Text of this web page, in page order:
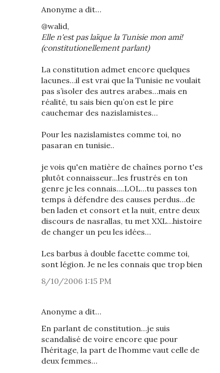
Anonyme a dit…
@walid,
Elle n'est pas laïque la Tunisie mon ami!
(constitutionellement parlant)
La constitution admet encore quelques
lacunes…il est vrai que la Tunisie ne voulait
pas s’isoler des autres arabes…mais en
réalité, tu sais bien qu’on est le pire
cauchemar des nazislamistes…
Pour les nazislamistes comme toi, no
pasaran en tunisie..
je vois qu'en matière de chaînes porno t'es
plutôt connaisseur...les frustrés en ton
genre je les connais....LOL…tu passes ton
temps à défendre des causes perdus…de
ben laden et consort et la nuit, entre deux
discours de nasrallas, tu met XXL…histoire
de changer un peu les idées…
Les barbus à double facette comme toi,
sont légion. Je ne les connais que trop bien
8/10/2006 1:15 PM
Anonyme a dit…
En parlant de constitution…je suis
scandalisé de voire encore que pour
l’héritage, la part de l’homme vaut celle de
deux femmes…